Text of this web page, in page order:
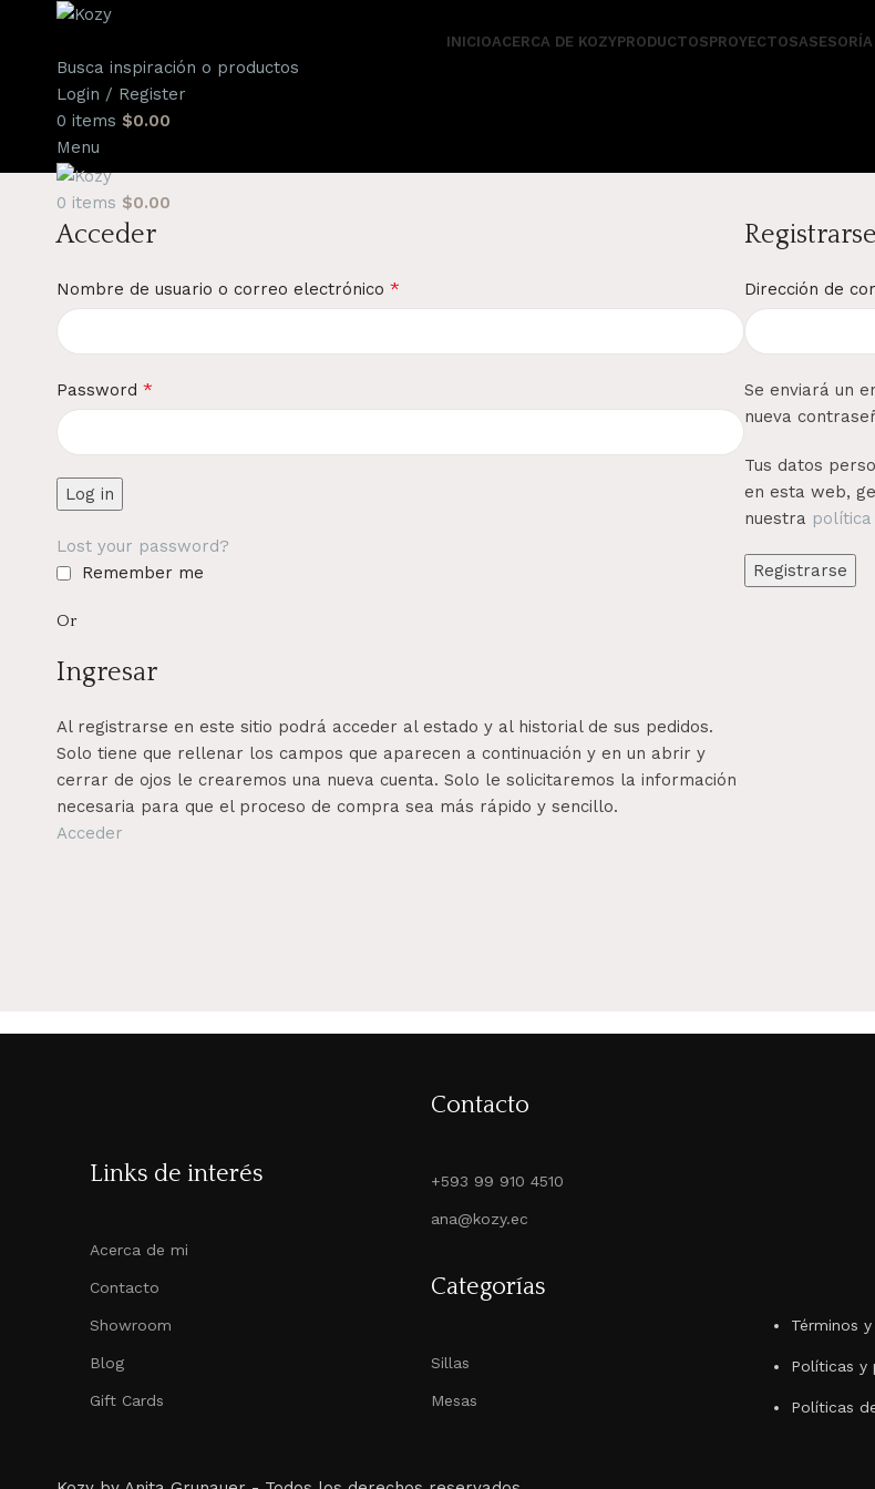
INICIOACERCA DE KOZYPRODUCTOSPROYECTOS
Busca inspiración o productos
Login / Register
0 items $0.00
Menu
0 items $0.00
Acceder
Nombre de usuario o correo electrónico *
Password *
Log in
Lost your password?
Remember me
Registrarse
Dirección de
Se enviará un
nueva
Tus datos
en esta web,
nuestra
Registrarse
Or
Ingresar
Al registrarse en este sitio podrá acceder al estado y al historial de sus pedidos.
Solo tiene que rellenar los campos que aparecen a continuación y en un abrir y
cerrar de ojos le crearemos una nueva cuenta. Solo le solicitaremos la información
necesaria para que el proceso de compra sea más rápido y sencillo.
Acceder
Links de interés
Acerca de mi
Contacto
Showroom
Blog
Gift Cards
Contacto
+593 99 910 4510
ana@kozy.ec
Categorías
Sillas
Mesas
Términos
Políticas y
Políticas